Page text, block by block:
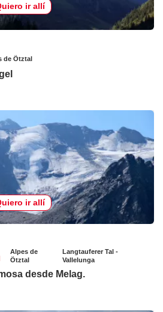
ir allí
de Ötztal
ir allí
Alpes de
Ötztal
Langtauferer Tal -
Vallelunga
desde Melag.